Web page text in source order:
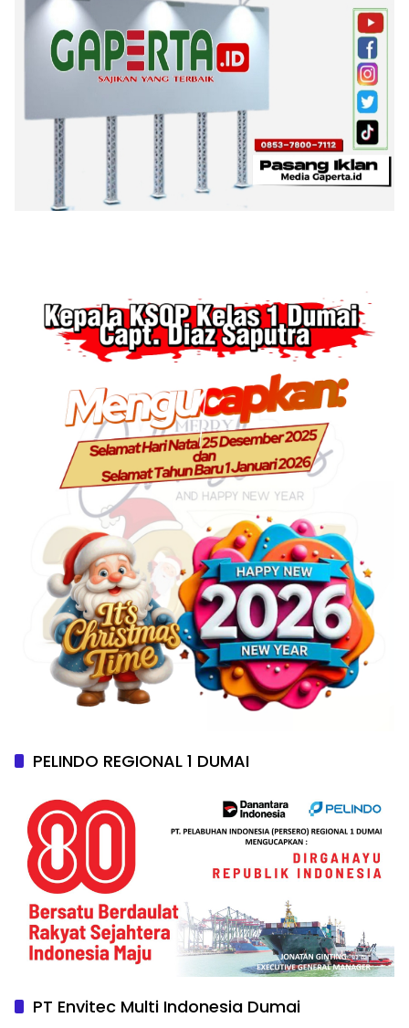
PELINDO REGIONAL 1 DUMAI
PT Envitec Multi Indonesia Dumai